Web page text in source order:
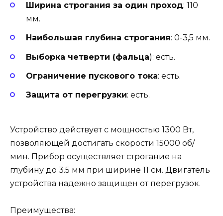
Ширина строгания за один проход: 110
мм.
Наибольшая глубина строгания: 0-3,5 мм.
Выборка четверти (фальца): есть.
Ограничение пускового тока: есть.
Защита от перегрузки: есть.
Устройство действует с мощностью 1300 Вт,
позволяющей достигать скорости 15000 об/
мин. Прибор осуществляет строгание на
глубину до 3.5 мм при ширине 11 см. Двигатель
устройства надежно защищен от перегрузок.
Преимущества: